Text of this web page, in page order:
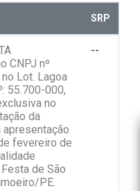
SRP
CNPJ nº
Lot. Lagoa
55.700-000,
no
da
apresentação
fevereiro de
de São
PE.
--